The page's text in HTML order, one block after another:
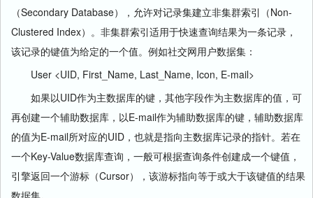
（Secondary Database），允许对记录集建立非集群索引（Non-
Clustered Index）。非集群索引适用于快速查询结果为一条记录，
该记录的键值为给定的一个值。例如社交网用户数据集：
User <UID, First_Name, Last_Name, Icon, E-mail>
如果以UID作为主数据库的键，其他字段作为主数据库的值，可
再创建一个辅助数据库，以E-mail作为辅助数据库的键，辅助数据库
的值为E-mail所对应的UID，也就是指向主数据库记录的指针。若在
一个Key-Value数据库查询，一般可根据查询条件创建成一个键值，
引擎返回一个游标（Cursor），该游标指向等于或大于该键值的结果
数据集。